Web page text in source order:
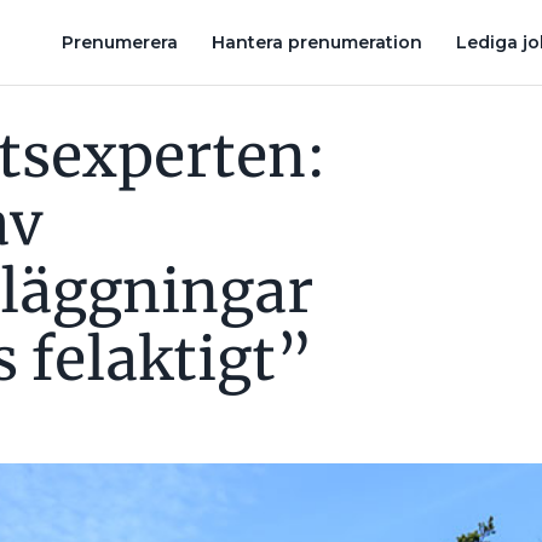
Prenumerera Hantera prenumeration Lediga
felaktigt”
INSTALLERAS FELAKTIGT” BRANDUTREDAREN OM